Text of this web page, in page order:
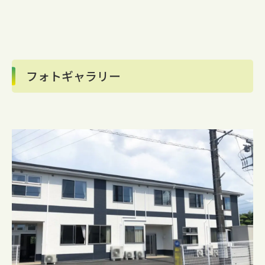
フォトギャラリー